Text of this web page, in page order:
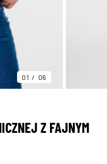
01 06
Z FAJNYM